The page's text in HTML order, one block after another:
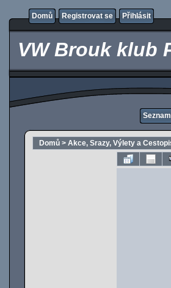
Domů Registrovat se Přihlásit
VW Brouk klub
Domů > Akce, Srazy, Výlety a